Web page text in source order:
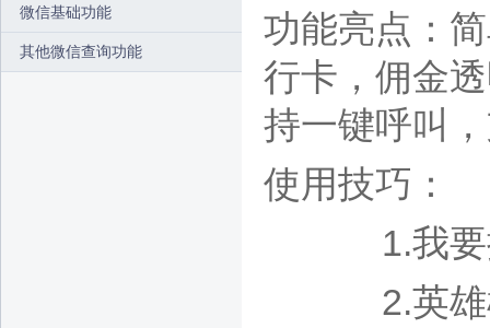
微信基础功能
其他微信查询功能
功能亮点：
行卡，佣金
持一键呼叫
使用技巧：
1.我要推
2.英雄